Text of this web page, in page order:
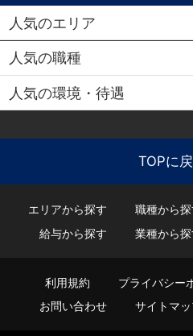
人気のエリア
人気の職種
人気の環境・待遇
TOPに
エリアから探す 職種から探
給与から探す
業種から探
利用規約 プライバシー
お問い合わせ
サイトマ